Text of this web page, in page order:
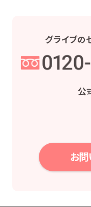
ため
一部につい
お取引先
の皆様か
当社株主
は会社に
令に基づく
役職員の
め
グライブの
公
お問